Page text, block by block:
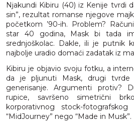
Njakundi Kibiru (40) iz Kenije tvrdi
sin”, rezultat romanse njegove
početkom ’90-ih. Problem?
star 40 godina, Mask bi tada
srednjoškolac. Dakle, ili je putnik
najbolje uradio domaći zadatak iz
Kibiru je objavio svoju fotku, a
da je pljunuti Mask, drugi
generisanje. Argumenti protiv?
rupice, savršeno simetrični
korporativnog stock-
“MidJourney” nego “Made in Musk”.